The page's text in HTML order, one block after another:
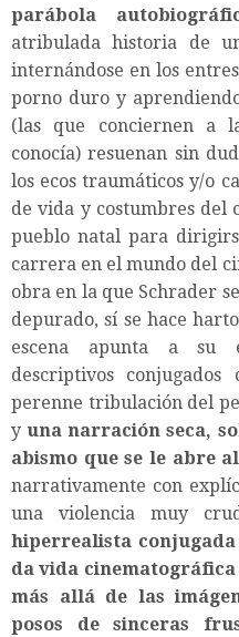
parábola
atribulada historia de
internándose en los
porno duro y
(las que conciernen a
conocía) resuenan sin
los ecos traumáticos y/o
de vida y costumbres del
pueblo natal para
carrera en el mundo del
obra en la que Schrader
depurado, sí se hace
escena apunta a su
descriptivos
perenne tribulación del
y una narración seca,
abismo que se le abre
narrativamente con
una violencia muy
hiperrealista
da vida
más allá de las
posos de sinceras